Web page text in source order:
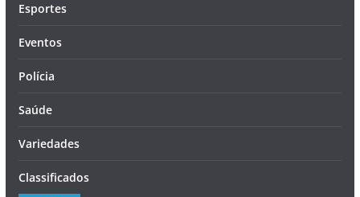
Esportes
Eventos
Polícia
Saúde
Variedades
Classificados